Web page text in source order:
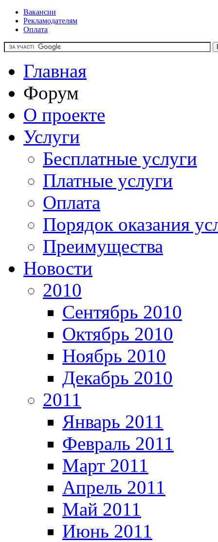
Вакансии
Рекламодателям
Оплата
Главная
Форум
О проекте
Услуги
Бесплатные услуги
Платные услуги
Оплата
Порядок оказания
Преимущества
Новости
2010
Сентябрь 2010
Октябрь 2010
Ноябрь 2010
Декабрь 2010
2011
Январь 2011
Февраль 2011
Март 2011
Апрель 2011
Май 2011
Июнь 2011